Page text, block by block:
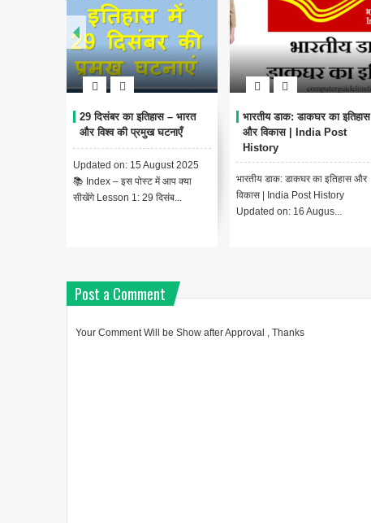
29 दिसंबर का इतिहास – भारत
और विश्व की प्रमुख घटनाएँ
Updated on: 15 August 2025
📚 Index – इस पोस्ट में आप क्या
सीखेंगे Lesson 1: 29 दिसंब...
भारतीय डाक: डाकघर का इतिहास
और विकास | India Post
History
भारतीय डाक: डाकघर का इतिहास और
विकास | India Post History
Updated on: 16 Augus...
Post a Comment
Your Comment Will be Show after Approval , Thanks